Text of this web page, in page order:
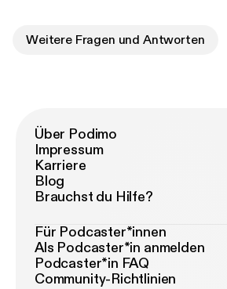
Weitere Fragen und Antworten
Über Podimo
Impressum
Karriere
Blog
Brauchst du Hilfe?
Für Podcaster*innen
Als Podcaster*in anmelden
Podcaster*in FAQ
Community-Richtlinien